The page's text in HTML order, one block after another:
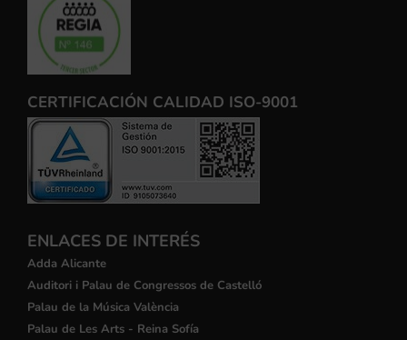
CERTIFICACIÓN CALIDAD ISO-9001
ENLACES DE INTERÉS
Adda Alicante
Auditori i Palau de Congressos de Castelló
Palau de la Música València
Palau de Les Arts - Reina Sofía